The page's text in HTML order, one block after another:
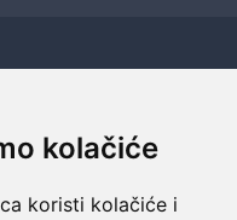
kolačiće
koristi kolačiće i